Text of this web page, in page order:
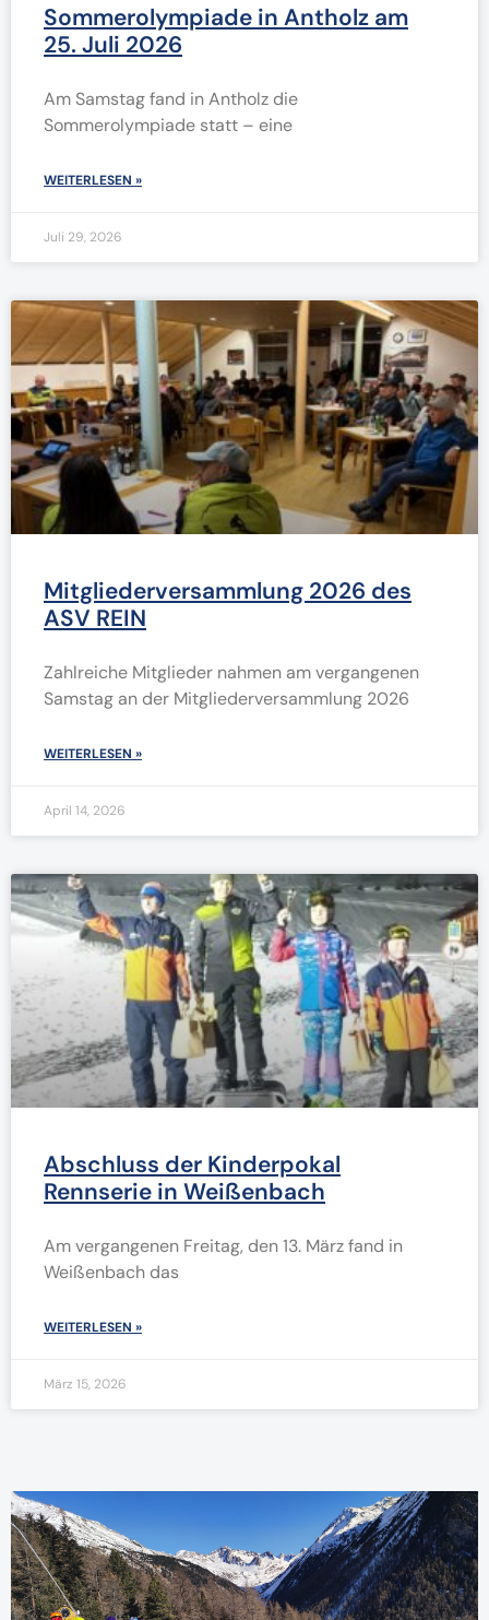
Sommerolympiade in Antholz am
25. Juli 2026
Am Samstag fand in Antholz die
Sommerolympiade statt – eine
WEITERLESEN »
Juli 29, 2026
Mitgliederversammlung 2026 des
ASV REIN
Zahlreiche Mitglieder nahmen am vergangenen
Samstag an der Mitgliederversammlung 2026
WEITERLESEN »
April 14, 2026
Abschluss der Kinderpokal
Rennserie in Weißenbach
Am vergangenen Freitag, den 13. März fand in
Weißenbach das
WEITERLESEN »
März 15, 2026